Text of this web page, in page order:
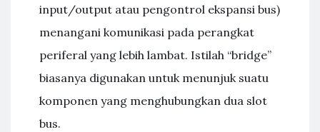
input/output atau pengontrol ekspansi bus)
menangani komunikasi pada perangkat
periferal yang lebih lambat. Istilah “bridge”
biasanya digunakan untuk menunjuk suatu
komponen yang menghubungkan dua slot
bus.